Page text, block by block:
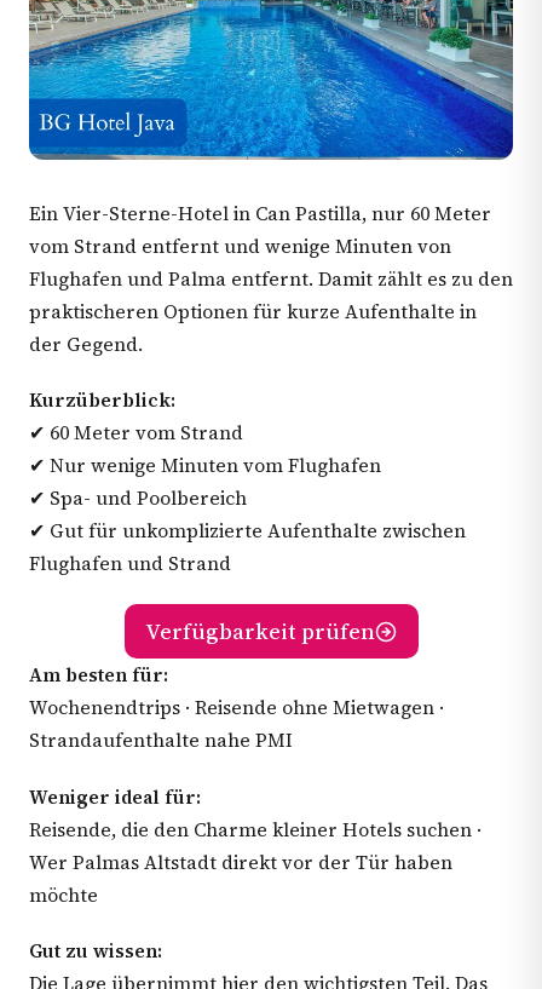
Ein Vier-Sterne-Hotel in Can Pastilla, nur 60 Meter
vom Strand entfernt und wenige Minuten von
Flughafen und Palma entfernt. Damit zählt es zu den
praktischeren Optionen für kurze Aufenthalte in
der Gegend.
Kurzüberblick:
✔ 60 Meter vom Strand
✔ Nur wenige Minuten vom Flughafen
✔ Spa- und Poolbereich
✔ Gut für unkomplizierte Aufenthalte zwischen
Flughafen und Strand
Verfügbarkeit prüfen
Am besten für:
Wochenendtrips · Reisende ohne Mietwagen ·
Strandaufenthalte nahe PMI
Weniger ideal für:
Reisende, die den Charme kleiner Hotels suchen ·
Wer Palmas Altstadt direkt vor der Tür haben
möchte
Gut zu wissen: